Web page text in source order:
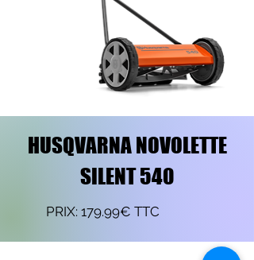
HUSQVARNA NOVOLETTE
SILENT 540
PRIX: 179.99€ TTC